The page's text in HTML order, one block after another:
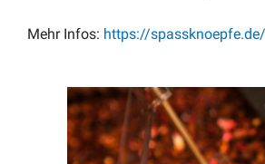
Mehr Infos: https://